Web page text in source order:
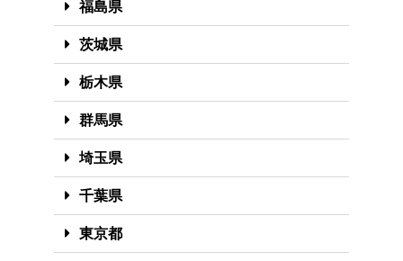
福島県
茨城県
栃木県
群馬県
埼玉県
千葉県
東京都